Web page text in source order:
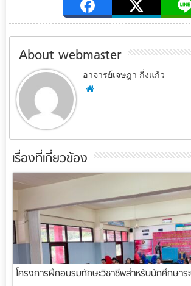
About webmaster
อาจารย์เจษฎา กิ่งแก้ว
เรื่องที่เกี่ยวข้อง
โครงการฝึกอบรมทักษะวิชาชีพสำหรับนักศึกษาร